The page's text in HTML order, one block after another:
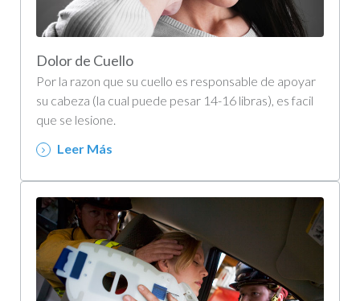
Dolor de Cuello
Por la razon que su cuello es responsable de apoyar
su cabeza (la cual puede pesar 14-16 libras), es facil
que se lesione.
Leer Más